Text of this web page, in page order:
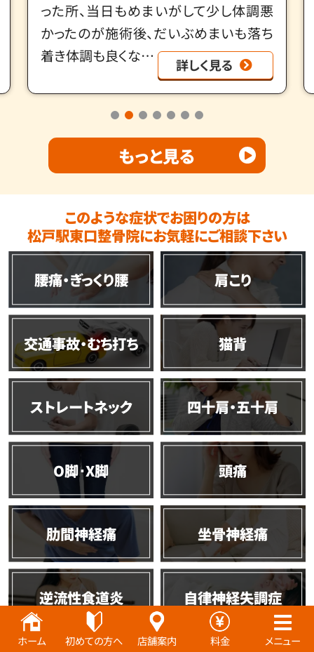
ホーム 初めての方へ 店舗案内 料金 メニュー
った所、当日もめまいがして少し体調悪
かったのが施術後、だいぶめまいも落ち
着き体調も良くな…
詳しく見る
もっと見る
このような症状でお困りの方は
松戸駅東口整骨院にお気軽にご相談下さい
腰痛・ぎっくり腰 肩こり
交通事故・むち打ち 猫背
ストレートネック 四十肩・五十肩
O脚･X脚 頭痛
肋間神経痛 坐骨神経痛
逆流性食道炎 自律神経失調症